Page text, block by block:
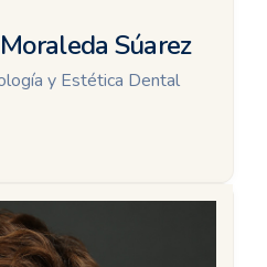
Súarez
y Estética Dental